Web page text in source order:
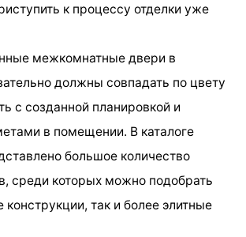
к процессу отделки уже
межкомнатные двери в
должны совпадать по цвету
с созданной планировкой и
в помещении. В каталоге
большое количество
среди которых можно подобрать
так и более элитные